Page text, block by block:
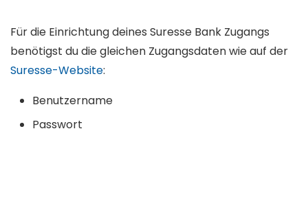
Für die Einrichtung deines Suresse Bank Zugangs
benötigst du die gleichen Zugangsdaten wie auf der
Suresse-Website:
Benutzername
Passwort